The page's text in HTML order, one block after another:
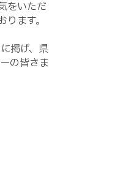
をいただ
ます。
掲げ、県
の皆さま